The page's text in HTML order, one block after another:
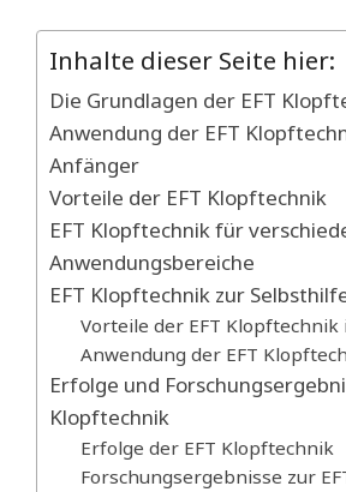
Inhalte dieser Seite hier:
Die Grundlagen der EFT
Anwendung der EFT
Anfänger
Vorteile der EFT Klopftechnik
EFT Klopftechnik für
Anwendungsbereiche
EFT Klopftechnik zur
Vorteile der EFT Klopftechnik
Anwendung der EFT
Erfolge und
Klopftechnik
Erfolge der EFT Klopftechnik
Forschungsergebnisse zur